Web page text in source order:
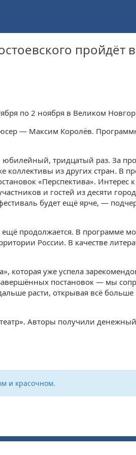
пройдёт
по 2 ноября в Великом
— Максим Королёв.
тридцатый раз. За
коллективы из других стран. В
«Перспектива». Интерес
и гостей из десяти
будет ещё ярче, —
продолжается. В программе
России. В качестве
уже успела
постановок — мы
расти, открывая всё
Авторы получили
и красочном.